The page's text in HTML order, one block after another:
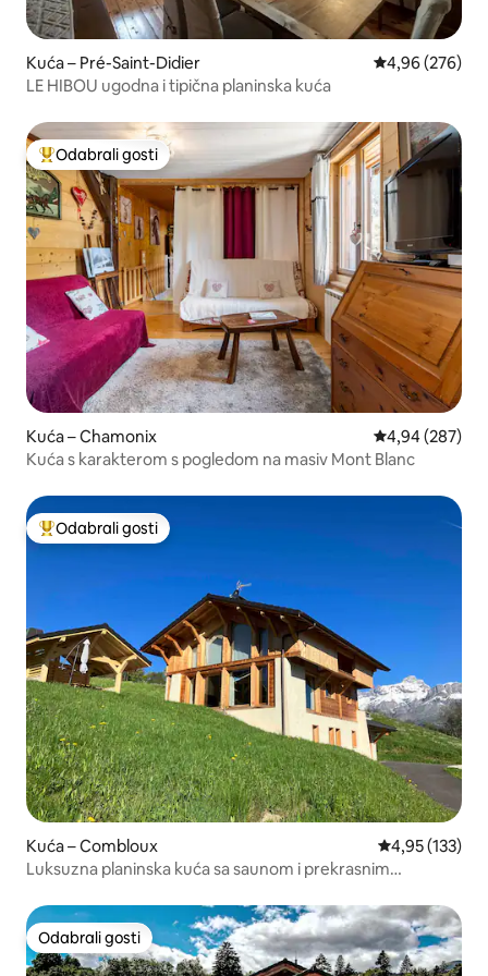
Kuća – Pré-Saint-Didier Prosječna
4,96 (276)
LE HIBOU ugodna i tipična planinska kuća
Među najviše rangiranima s oznakom „Odabrali gosti”
Odabrali gosti
Kuća – Chamonix Prosječna
4,94 (287)
Kuća s karakterom s pogledom na masiv Mont Blanc
Među najviše rangiranima s oznakom „Odabrali gosti”
Odabrali gosti
Kuća – Combloux Prosječna
4,95 (133)
Luksuzna planinska kuća sa saunom i prekrasnim
Odabrali gosti
Odabrali gosti